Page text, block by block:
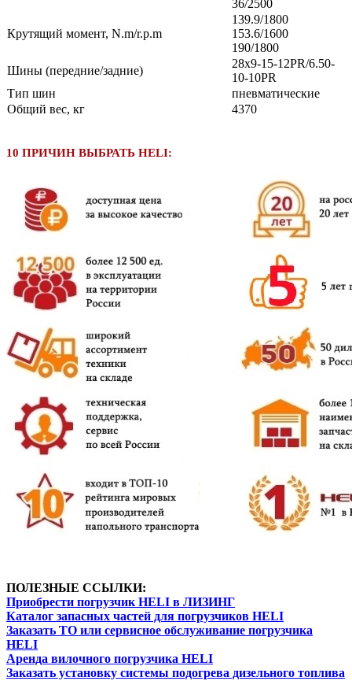
36/2500
Крутящий момент, N.m/r.p.m
139.9/1800
153.6/1600
190/1800
Шины (передние/задние)
28х9-15-12PR/6.50-
10-10PR
Тип шин
пневматические
Общий вес, кг
4370
10 ПРИЧИН ВЫБРАТЬ HELI:
ПОЛЕЗНЫЕ ССЫЛКИ:
Приобрести погрузчик HELI в ЛИЗИНГ
Каталог запасных частей для погрузчиков HELI
Заказать ТО или сервисное обслуживание погрузчика
HELI
Аренда вилочного погрузчика HELI
Заказать установку системы подогрева дизельного топлива